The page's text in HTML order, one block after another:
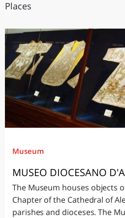
Places
Museum
MUSEO DIOCESANO
The Museum houses objects
Chapter of the Cathedral of
parishes and dioceses. The